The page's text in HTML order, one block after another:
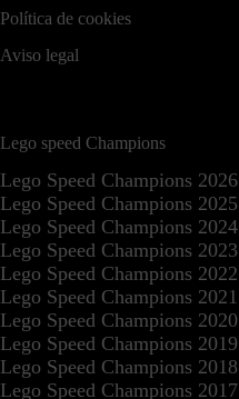
Política de cookies
Aviso legal
Lego speed Champions
Lego Speed Champions 2026
Lego Speed Champions 2025
Lego Speed Champions 2024
Lego Speed Champions 2023
Lego Speed Champions 2022
Lego Speed Champions 2021
Lego Speed Champions 2020
Lego Speed Champions 2019
Lego Speed Champions 2018
Lego Speed Champions 2017